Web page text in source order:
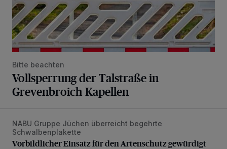
Bitte beachten
Vollsperrung der Talstraße in
Grevenbroich-Kapellen
Vorbildlicher Einsatz für den Artenschutz gewürdigt
NABU Gruppe Jüchen überreicht begehrte
Schwalbenplakette
Vorbildlicher Einsatz für den Artenschutz gewürdigt